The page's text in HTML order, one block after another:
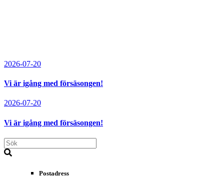
2026-07-20
Vi är igång med försäsongen!
2026-07-20
Vi är igång med försäsongen!
Postadress